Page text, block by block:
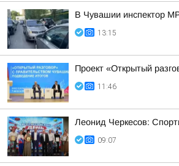
В Чувашии инспектор
13:15
Проект «Открытый
11:46
Леонид Черкесов:
09:07